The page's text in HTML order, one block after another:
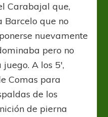
Carabajal que,
Barcelo que no
nuevamente
pero no
A los 5′,
Comas para
de los
de pierna